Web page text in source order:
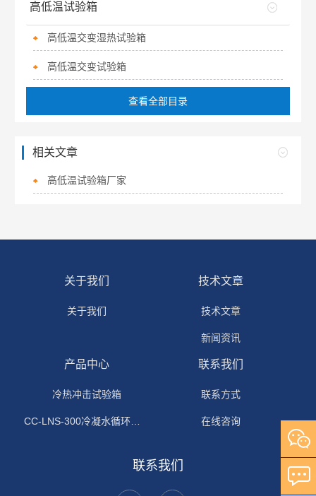
高低温试验箱
高低温交变湿热试验箱
高低温交变试验箱
查看全部目录
相关文章
高低温试验箱厂家
关于我们
关于我们
技术文章
技术文章
新闻资讯
产品中心
冷热冲击试验箱
CC-LNS-300冷凝水循环试验箱
联系我们
联系方式
在线咨询
联系我们